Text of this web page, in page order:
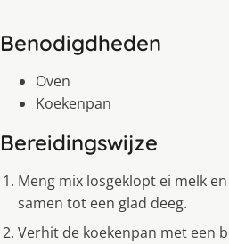
Benodigdheden
Oven
Koekenpan
Bereidingswijze
Meng mix losgeklopt ei melk
samen tot een glad deeg.
Verhit de koekenpan met een